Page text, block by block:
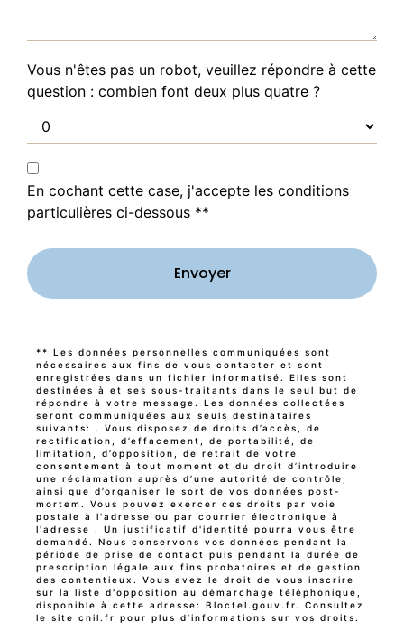
Vous n'êtes pas un robot, veuillez répondre à cette
question : combien font deux plus quatre ?
En cochant cette case, j'accepte les conditions
particulières ci-dessous **
Envoyer
** Les données personnelles communiquées sont
nécessaires aux fins de vous contacter et sont
enregistrées dans un fichier informatisé. Elles sont
destinées à et ses sous-traitants dans le seul but de
répondre à votre message. Les données collectées
seront communiquées aux seuls destinataires
suivants: . Vous disposez de droits d’accès, de
rectification, d’effacement, de portabilité, de
limitation, d’opposition, de retrait de votre
consentement à tout moment et du droit d’introduire
une réclamation auprès d’une autorité de contrôle,
ainsi que d’organiser le sort de vos données post-
mortem. Vous pouvez exercer ces droits par voie
postale à l'adresse ou par courrier électronique à
l'adresse . Un justificatif d'identité pourra vous être
demandé. Nous conservons vos données pendant la
période de prise de contact puis pendant la durée de
prescription légale aux fins probatoires et de gestion
des contentieux. Vous avez le droit de vous inscrire
sur la liste d'opposition au démarchage téléphonique,
disponible à cette adresse: Bloctel.gouv.fr. Consultez
le site cnil.fr pour plus d’informations sur vos droits.